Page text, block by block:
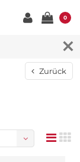
0
Zurück